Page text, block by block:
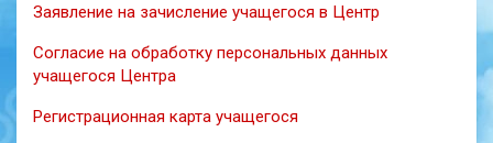
Заявление на зачисление учащегося в Центр
Согласие на обработку персональных данных
учащегося Центра
Регистрационная карта учащегося